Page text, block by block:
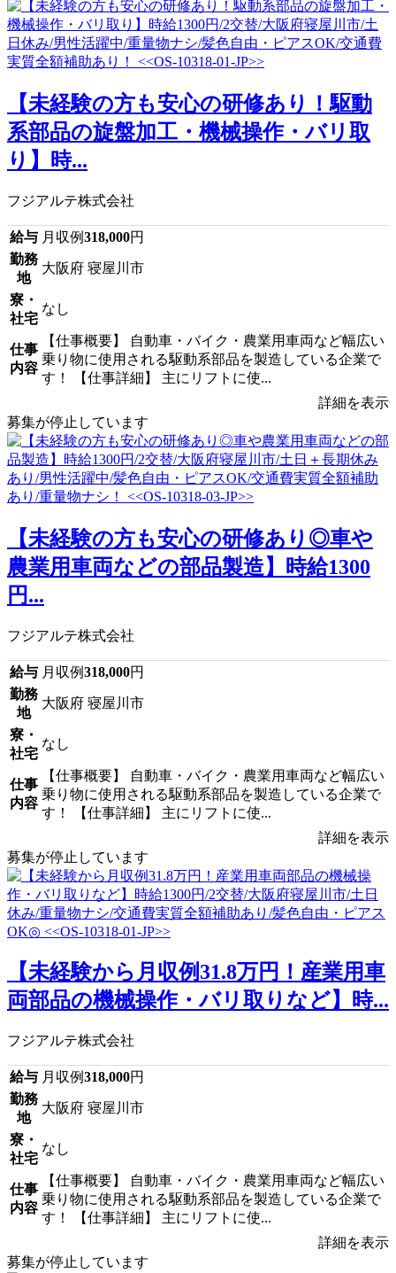
【未経験の方も安心の研修あり！駆動
系部品の旋盤加工・機械操作・バリ取
り】時...
フジアルテ株式会社
給与 月収例318,000円
勤務
地
大阪府 寝屋川市
寮・
社宅
なし
仕事
内容
【仕事概要】 自動車・バイク・農業用車両など幅広い
乗り物に使用される駆動系部品を製造している企業で
す！ 【仕事詳細】 主にリフトに使...
詳細を表示
募集が停止しています
【未経験の方も安心の研修あり◎車や
農業用車両などの部品製造】時給1300
円...
フジアルテ株式会社
給与 月収例318,000円
勤務
地
大阪府 寝屋川市
寮・
社宅
なし
仕事
内容
【仕事概要】 自動車・バイク・農業用車両など幅広い
乗り物に使用される駆動系部品を製造している企業で
す！ 【仕事詳細】 主にリフトに使...
詳細を表示
募集が停止しています
【未経験から月収例31.8万円！産業用車
両部品の機械操作・バリ取りなど】時...
フジアルテ株式会社
給与 月収例318,000円
勤務
地
大阪府 寝屋川市
寮・
社宅
なし
仕事
内容
【仕事概要】 自動車・バイク・農業用車両など幅広い
乗り物に使用される駆動系部品を製造している企業で
す！ 【仕事詳細】 主にリフトに使...
詳細を表示
募集が停止しています